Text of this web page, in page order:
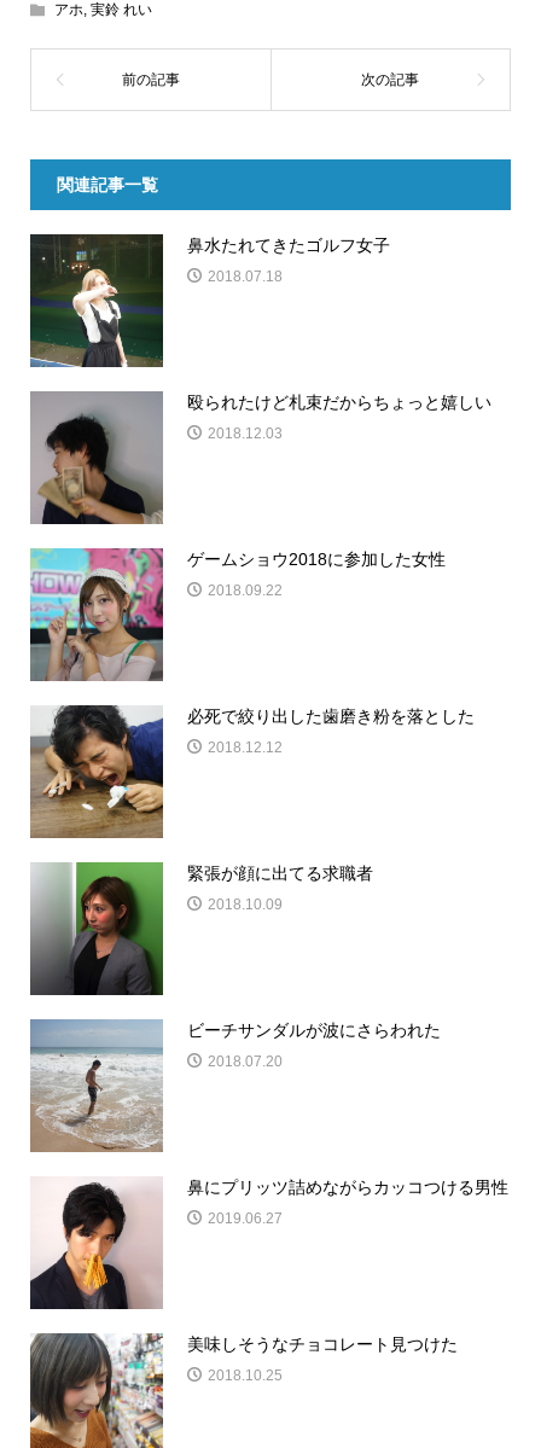
アホ, 実鈴 れい
関連記事一覧
鼻水たれてきたゴルフ女子
2018.07.18
殴られたけど札束だからちょっと嬉しい
2018.12.03
ゲームショウ2018に参加した女性
2018.09.22
必死で絞り出した歯磨き粉を落とした
2018.12.12
緊張が顔に出てる求職者
2018.10.09
ビーチサンダルが波にさらわれた
2018.07.20
鼻にプリッツ詰めながらカッコつける男性
2019.06.27
美味しそうなチョコレート見つけた
2018.10.25